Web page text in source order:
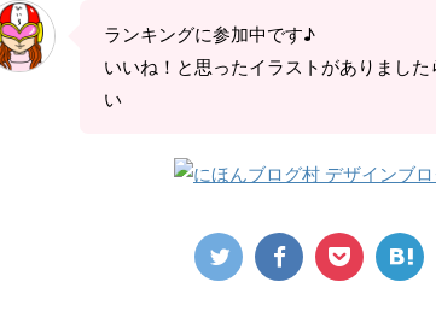
ランキングに参加中です♪
いいね！と思ったイラストがありまし
い